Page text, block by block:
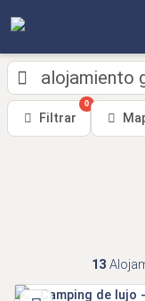
alojamiento
Filtrar
0
13